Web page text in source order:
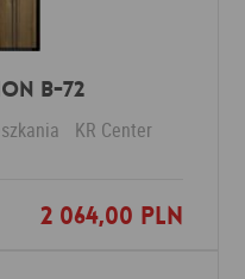
B-72
KR Center
2 064,00 PLN